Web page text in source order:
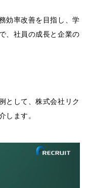
効率改善を目指し、学
、社員の成長と企業の
として、株式会社リク
ます。